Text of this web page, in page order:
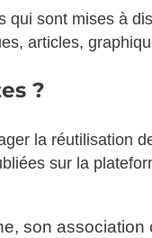
sont mises à
articles,
?
la réutilisation
sur la
son association